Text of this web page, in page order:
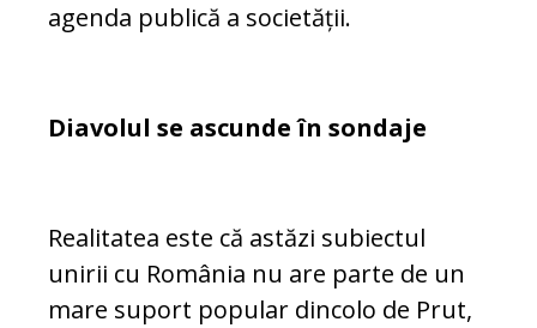
agenda pu­blică a societății.
Diavolul se ascunde în sondaje
Realitatea este că astăzi subiectul
unirii cu România nu are parte de un
mare suport po­pular dincolo de Prut,